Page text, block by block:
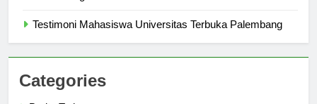
Categories